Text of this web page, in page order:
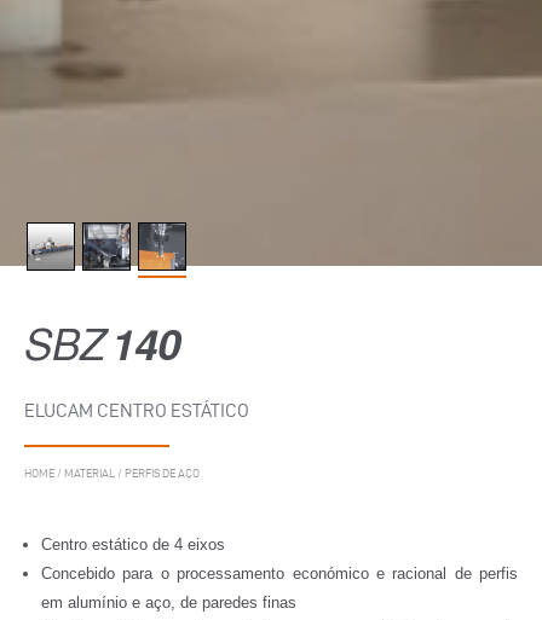
SBZ140
ELUCAM CENTRO ESTÁTICO
HOME / MATERIAL / PERFIS DE AÇO
Centro estático de 4 eixos
Concebido para o processamento económico e racional de perfis
em alumínio e aço, de paredes finas